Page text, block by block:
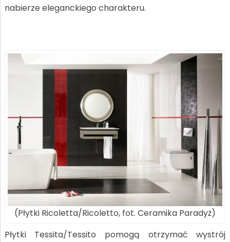
nabierze eleganckiego charakteru.
(Płytki Ricoletta/Ricoletto, fot. Ceramika Paradyż)
Płytki Tessita/Tessito pomogą otrzymać wystrój